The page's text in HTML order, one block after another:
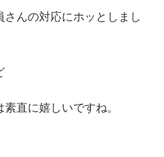
んの対応にホッとしまし
直に嬉しいですね。